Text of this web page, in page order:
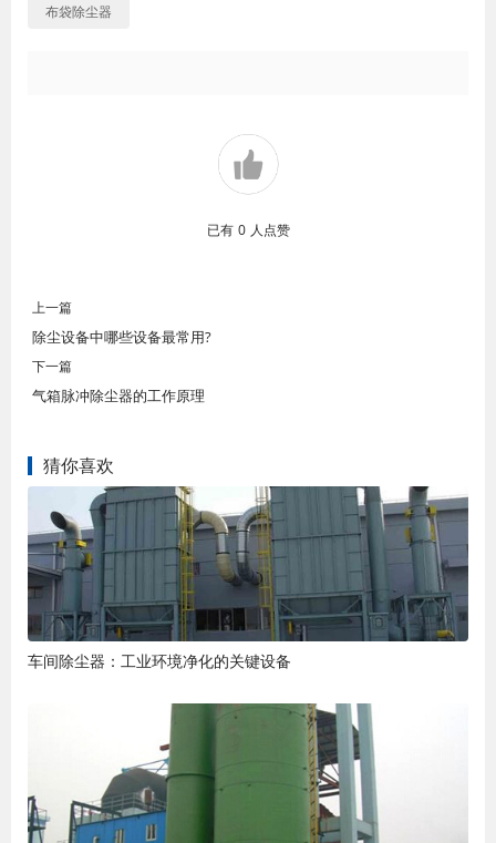
布袋除尘器
已有 0 人点赞
上一篇
除尘设备中哪些设备最常用?
下一篇
气箱脉冲除尘器的工作原理
猜你喜欢
车间除尘器：工业环境净化的关键设备